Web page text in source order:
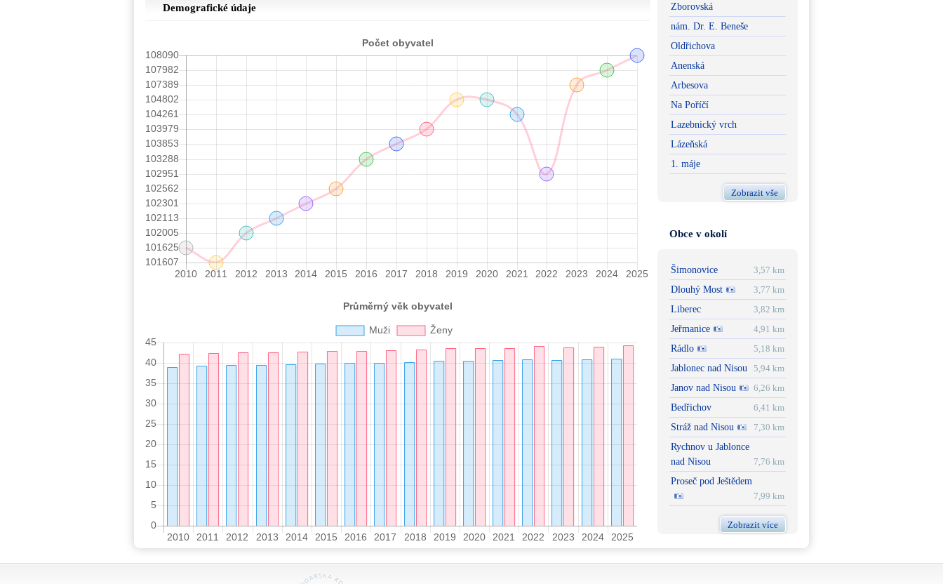
Demografické údaje
Zborovská
nám. Dr. E. Beneše
Oldřichova
Anenská
Arbesova
Na Poříčí
Lazebnický vrch
Lázeňská
1. máje
Zobrazit vše
Obce v okolí
Šimonovice
3,57 km
Dlouhý Most
3,77 km
Liberec
3,82 km
Jeřmanice
4,91 km
Rádlo
5,18 km
Jablonec nad Nisou
5,94 km
Janov nad Nisou
6,26 km
Bedřichov
6,41 km
Stráž nad Nisou
7,30 km
Rychnov u Jablonce
nad Nisou
7,76 km
Proseč pod Ještědem
7,99 km
Zobrazit více